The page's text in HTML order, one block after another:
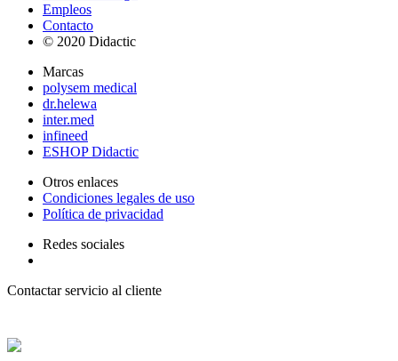
Empleos
Contacto
© 2020 Didactic
Marcas
polysem medical
dr.helewa
inter.med
infineed
ESHOP Didactic
Otros enlaces
Condiciones legales de uso
Política de privacidad
Redes sociales
Contactar servicio al cliente